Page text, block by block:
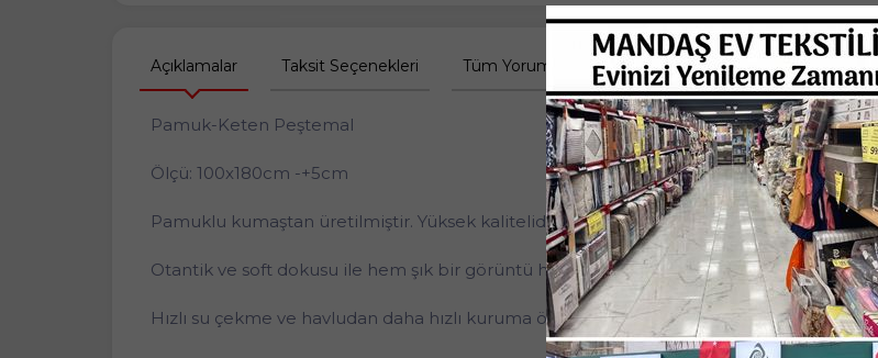
Açıklamalar Taksit Seçenekleri Tüm Yorumlar
Pamuk-Keten Peştemal
Ölçü: 100x180cm -+5cm
Pamuklu kumaştan üretilmiştir. Yüksek kalitelidir.
Otantik ve soft dokusu ile hem şık bir görüntü hem de kullanım konforu sağlamaktadır.
Hızlı su çekme ve havludan daha hızlı kuruma özelliğine sahiptir.